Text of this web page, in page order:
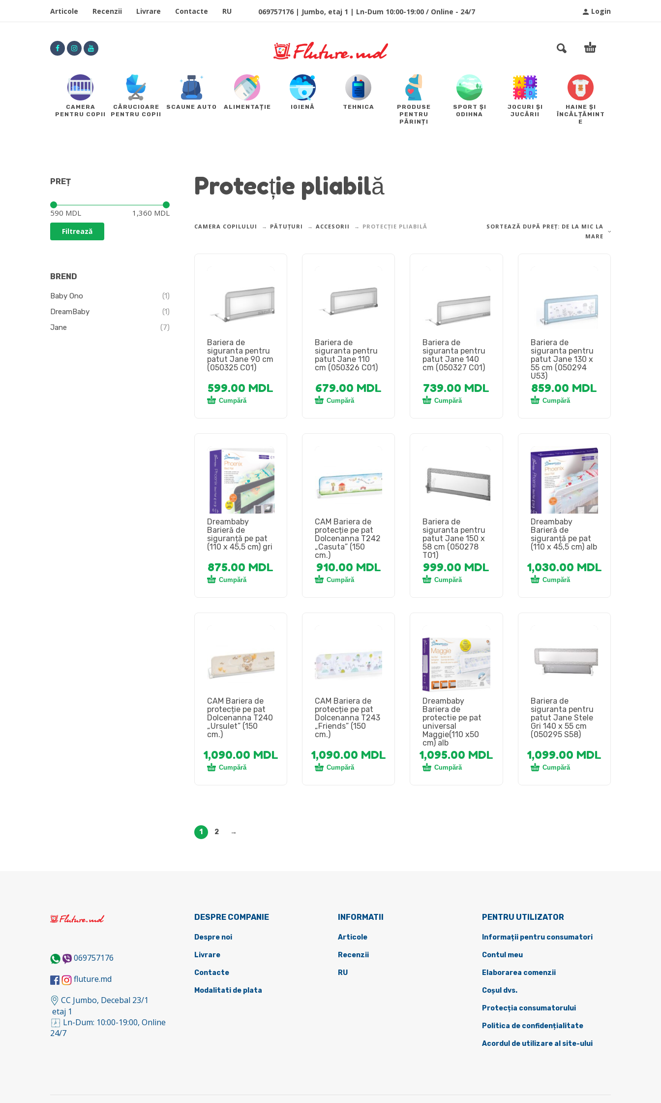
Login
Articole Recenzii Livrare Contacte RU 069757176 | Jumbo, etaj 1 | Ln-Dum 10:00-19:00 / Online - 24/7
CAMERA
PENTRU COPII
CĂRUCIOARE
PENTRU COPII
SCAUNE AUTO ALIMENTAȚIE IGIENĂ TEHNICA
PRODUSE
PENTRU
PĂRINȚI
SPORT ȘI
ODIHNA
JOCURI ȘI
JUCĂRII
HAINE ȘI
ÎNCĂLȚĂMINT
E
PREȚ
Filtrează
590 MDL 1,360 MDL
BREND
Baby Ono
(1)
DreamBaby
(1)
Jane
(7)
Protecție pliabilă
CAMERA COPILULUI PĂTUȚURI ACCESORII PROTECȚIE PLIABILĂ
SORTEAZĂ DUPĂ PREȚ: DE LA MIC LA
MARE
Bariera de
siguranta pentru
patut Jane 90 cm
(050325 C01)
599.00 MDL
Cumpără
Bariera de
siguranta pentru
patut Jane 110
cm (050326 C01)
679.00 MDL
Cumpără
Bariera de
siguranta pentru
patut Jane 140
cm (050327 C01)
739.00 MDL
Cumpără
Bariera de
siguranta pentru
patut Jane 130 x
55 cm (050294
U53)
859.00 MDL
Cumpără
Dreambaby
Barieră de
siguranță pe pat
(110 x 45,5 cm) gri
875.00 MDL
Cumpără
CAM Bariera de
protecție pe pat
Dolcenanna T242
„Casuta” (150
cm.)
910.00 MDL
Cumpără
Bariera de
siguranta pentru
patut Jane 150 x
58 cm (050278
T01)
999.00 MDL
Cumpără
Dreambaby
Barieră de
siguranță pe pat
(110 x 45,5 cm) alb
1,030.00 MDL
Cumpără
CAM Bariera de
protecție pe pat
Dolcenanna Т240
„Ursulet” (150
cm.)
1,090.00 MDL
Cumpără
CAM Bariera de
protecție pe pat
Dolcenanna T243
„Friends” (150
cm.)
1,090.00 MDL
Cumpără
Dreambaby
Bariera de
protectie pe pat
universal
Maggie(110 х50
cm) alb
1,095.00 MDL
Cumpără
Bariera de
siguranta pentru
patut Jane Stele
Gri 140 x 55 cm
(050295 S58)
1,099.00 MDL
Cumpără
1 2 →
069757176
fluture.md
CC Jumbo, Decebal 23/1
etaj 1
Ln-Dum: 10:00-19:00, Online
24/7
DESPRE COMPANIE
Despre noi
Livrare
Contacte
Modalitati de plata
INFORMATII
Articole
Recenzii
RU
PENTRU UTILIZATOR
Informații pentru consumatori
Contul meu
Elaborarea comenzii
Coșul dvs.
Protecția consumatorului
Politica de confidențialitate
Acordul de utilizare al site-ului